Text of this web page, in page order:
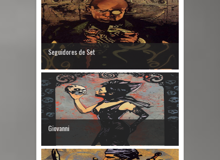
Seguidores de Set
Giovanni